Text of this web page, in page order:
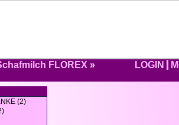
FLOREX »
LOGIN
(2)